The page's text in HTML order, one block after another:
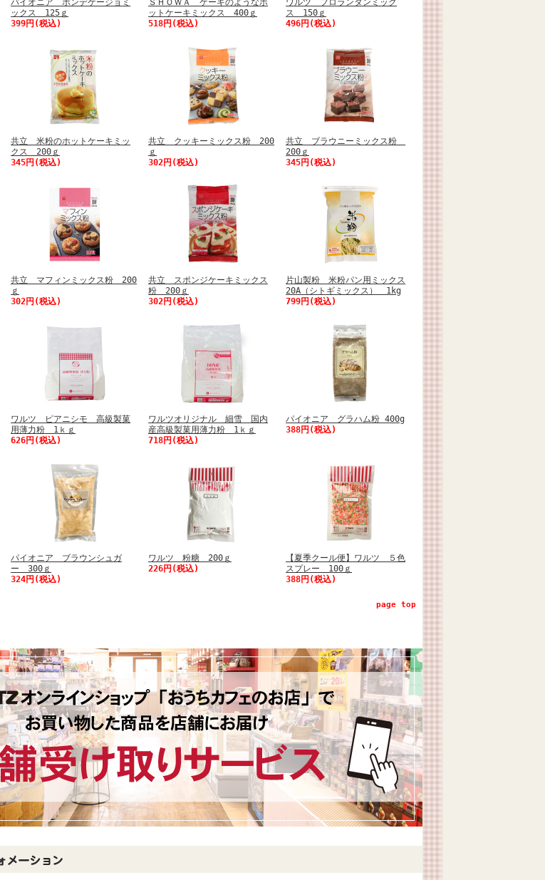
パイオニア ポンデケージョミ
ックス 125ｇ
399円(税込)
ＳＨＯＷＡ ケーキのようなホ
ットケーキミックス 400ｇ
518円(税込)
ワルツ フロランタンミック
ス 150ｇ
496円(税込)
共立 米粉のホットケーキミッ
クス 200ｇ
345円(税込)
共立 クッキーミックス粉 200
ｇ
302円(税込)
共立 ブラウニーミックス粉
200ｇ
345円(税込)
共立 マフィンミックス粉 200
ｇ
302円(税込)
共立 スポンジケーキミックス
粉 200ｇ
302円(税込)
片山製粉 米粉パン用ミックス
20A（シトギミックス） 1kg
799円(税込)
ワルツ ピアニシモ 高級製菓
用薄力粉 1ｋｇ
626円(税込)
ワルツオリジナル 細雪 国内
産高級製菓用薄力粉 1ｋｇ
718円(税込)
パイオニア グラハム粉 400g
388円(税込)
パイオニア ブラウンシュガ
ー 300ｇ
324円(税込)
ワルツ 粉糖 200ｇ
226円(税込)
【夏季クール便】ワルツ ５色
スプレー 100ｇ
388円(税込)
page top